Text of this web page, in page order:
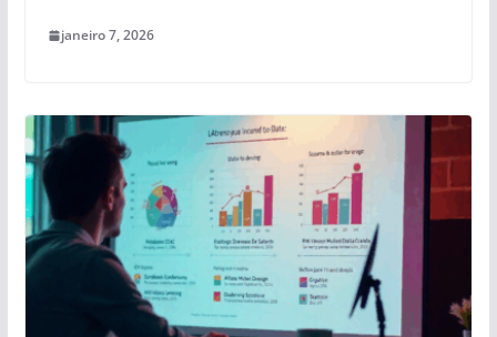
janeiro 7, 2026